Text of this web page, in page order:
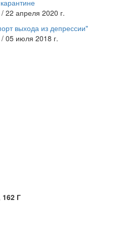
22 апреля 2020 г.
выхода из депрессии"
/ 05 июля 2018 г.
Г